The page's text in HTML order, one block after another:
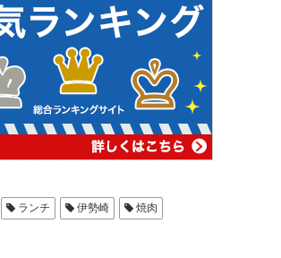
ランチ 伊勢崎 焼肉